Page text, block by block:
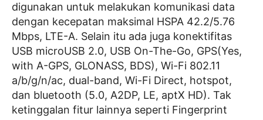
digunakan untuk melakukan komunikasi data
dengan kecepatan maksimal HSPA 42.2/5.76
Mbps, LTE-A. Selain itu ada juga konektifitas
USB microUSB 2.0, USB On-The-Go, GPS(Yes,
with A-GPS, GLONASS, BDS), Wi-Fi 802.11
a/b/g/n/ac, dual-band, Wi-Fi Direct, hotspot,
dan bluetooth (5.0, A2DP, LE, aptX HD). Tak
ketinggalan fitur lainnya seperti Fingerprint